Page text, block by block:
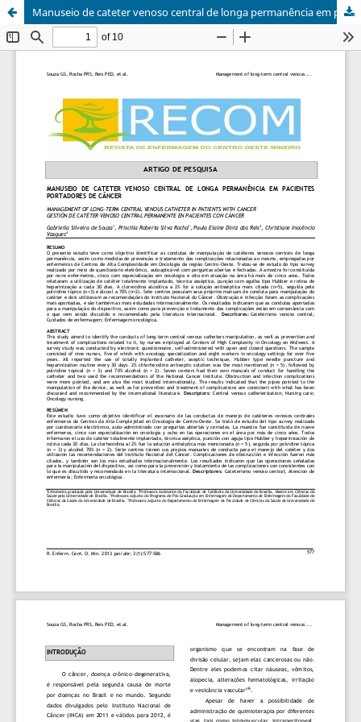
Manuseio de cateter venoso central de longa permanência em pacientes portadores de câncer